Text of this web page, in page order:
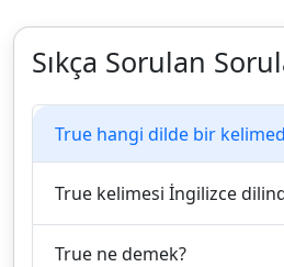
Sıkça Sorulan
True hangi dilde bir
True kelimesi İngilizce
True ne demek?